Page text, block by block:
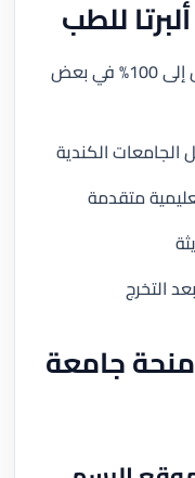
للطب
تخفيض كبير في الرسوم قد يصل إلى 100% في بعض
الكندية
متقدمة
التخرج
جامعة